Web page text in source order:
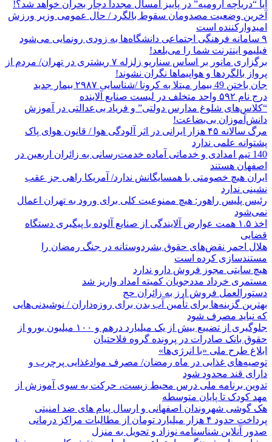
آیا “دریاچه ارومیه” در پاییز امسال مجدداً دچار بحران خواهد شد؟!
آخرین وضعیت مصدومان سقوط بالگرد / حال عمومی وزیر ورزش
امیدوارکننده است
۹ سامانه فرهنگی اجتماعی دانشگاه‌ها به زودی رونمایی می‌شود
فیلیمو اینترنت شما را می‌بلعد!
برگزاری مانور بر اساس سناریو زلزله ۷ ریشتری در تهران/ مردم از
پرواز بالگردها و هواپیماها نگران نشوند!
جان باختن 49 بیمار مبتلا به کرونا /شناسایی ۲۹۸۷ بیمار جدید
درج نام ۵۹۲ واحد متخلف در لیست صنایع آلاینده
“کلاس‌های شلوغ مدارس دولتی” و فریاد بی‌عدالتی در آموزش
دانش‌آموزان بی‌بضاعت!
مرگ سالانه ۴۵ هزار ایرانی در اثر آلودگی هوا / قانون هوای پاک
پشتوانه علمی ندارد
140 تیم امدادی و خدماتی آماده خدمت‌رسانی به زائران اربعین در
اصفهان هستند
ایران هیچ خصومتی با همسایگانش ندارد/ آمریکا راهی جز عقب
نشینی ندارد
رئیس پلیس راهور: هیچ ممنوعیت کلی برای ورود به تهران اعمال
نمی‌شود
اخذ ۱.۵ همت عوارض آلایندگی از صنایع آلوده با پیگیری دستگاه
قضایی
هلال احمر نقض‌های حقوق بشردوستانه در جنگ رمضان را
مستندسازی کرده است
هیچ سایتی مجوز فروش دارو ندارد
مستمری خرداد مددجویان کمیته امداد واریز شد
دستورالعمل فروش ارز به زائران حج
بهترین گزینه‌ها برای تأمین آب بدن برای روزه‌داران / نوشیدنی‌هایی
که نباید مصرف شود
جلوگیری از تضییع بیش از یک میلیارد درهم و ۱۰۰ میلیون یورو از
حقوق بانک صادرات در پرونده گروه فلاحتیان
ابلاغ طرح ملی «با انرژی‌ها»
توصیه‌های غذایی در ماه رمضان/ مصرف موادغذایی پرچرب و
دارای قند محدود شود
تدوین برنامه ملی درس محیط زیست، حرکت به سوی آموزش از
مهد کودک تا پایان متوسطه
هک گوشی شهروندان اصفهانی و ارسال پیام های ضد امنیتی
پرداخت حدود ۴ هزار میلیارد تومان از مطالبات مراکز درمانی
صدور آنلاین شناسنامه نوزاد و تحویل به منزل